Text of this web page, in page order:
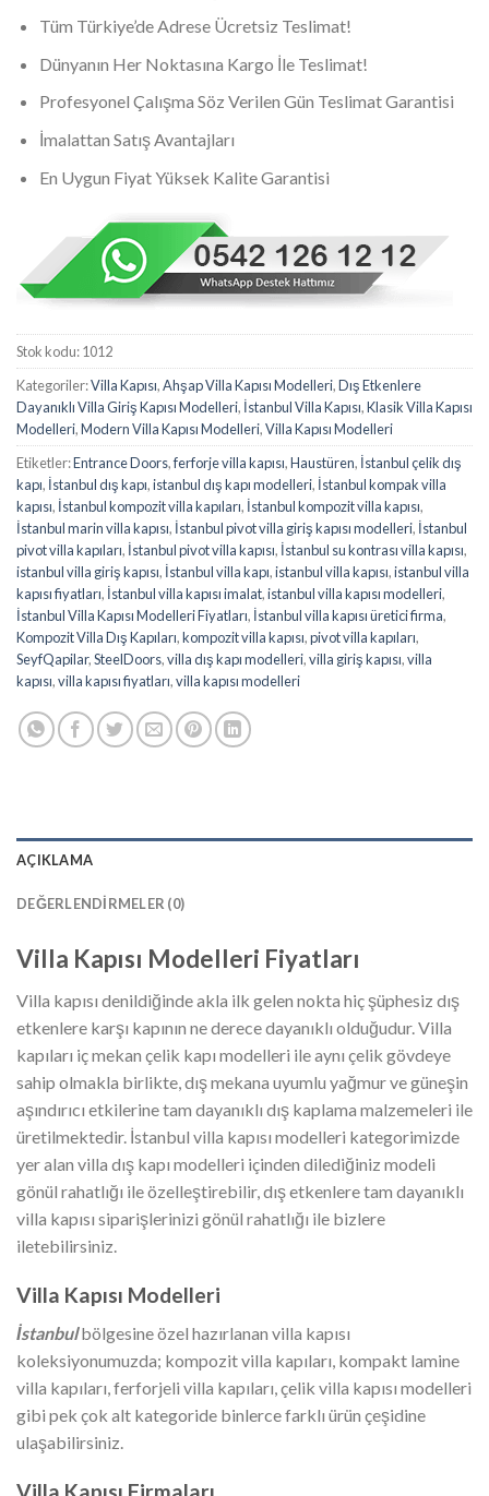
Tüm Türkiye’de Adrese Ücretsiz Teslimat!
Dünyanın Her Noktasına Kargo İle Teslimat!
Profesyonel Çalışma Söz Verilen Gün Teslimat Garantisi
İmalattan Satış Avantajları
En Uygun Fiyat Yüksek Kalite Garantisi
Stok kodu:1012
Kategoriler:Villa Kapısı,Ahşap Villa Kapısı Modelleri,Dış Etkenlere
Dayanıklı Villa Giriş Kapısı Modelleri, İstanbul Villa Kapısı,Klasik Villa Kapısı
Modelleri,Modern Villa Kapısı Modelleri,Villa Kapısı Modelleri
Etiketler:Entrance Doors,ferforje villa kapısı,Haustüren, İstanbul çelik dış
kapı, İstanbul dış kapı,istanbul dış kapı modelleri, İstanbul kompak villa
kapısı, İstanbul kompozit villa kapıları, İstanbul kompozit villa kapısı,
İstanbul marin villa kapısı, İstanbul pivot villa giriş kapısı modelleri, İstanbul
pivot villa kapıları, İstanbul pivot villa kapısı, İstanbul su kontrası villa kapısı,
istanbul villa giriş kapısı, İstanbul villa kapı,istanbul villa kapısı,istanbul villa
kapısı fiyatları, İstanbul villa kapısı imalat,istanbul villa kapısı modelleri,
İstanbul Villa Kapısı Modelleri Fiyatları, İstanbul villa kapısı üretici firma,
Kompozit Villa Dış Kapıları,kompozit villa kapısı,pivot villa kapıları,
SeyfQapilar,SteelDoors,villa dış kapı modelleri,villa giriş kapısı,villa
kapısı,villa kapısı fiyatları,villa kapısı modelleri
AÇIKLAMA
DEĞERLENDIRMELER (0)
Villa Kapısı Modelleri Fiyatları
Villa kapısı denildiğinde akla ilk gelen nokta hiç şüphesiz dış
etkenlere karşı kapının ne derece dayanıklı olduğudur. Villa
kapıları iç mekan çelik kapı modelleri ile aynı çelik gövdeye
sahip olmakla birlikte, dış mekana uyumlu yağmur ve güneşin
aşındırıcı etkilerine tam dayanıklı dış kaplama malzemeleri ile
üretilmektedir. İstanbul villa kapısı modelleri kategorimizde
yer alan villa dış kapı modelleri içinden dilediğiniz modeli
gönül rahatlığı ile özelleştirebilir, dış etkenlere tam dayanıklı
villa kapısı siparişlerinizi gönül rahatlığı ile bizlere
iletebilirsiniz.
Villa Kapısı Modelleri
İstanbulbölgesine özel hazırlanan villa kapısı
koleksiyonumuzda; kompozit villa kapıları, kompakt lamine
villa kapıları, ferforjeli villa kapıları, çelik villa kapısı modelleri
gibi pek çok alt kategoride binlerce farklı ürün çeşidine
ulaşabilirsiniz.
Villa Kapısı Firmaları